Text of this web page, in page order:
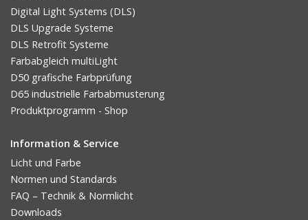
Digital Light Systems (DLS)
DLS Upgrade Systeme
DLS Retrofit Systeme
Farbabgleich multiLight
D50 grafische Farbprüfung
D65 industrielle Farbabmusterung
Produktprogramm - Shop
Information & Service
Licht und Farbe
Normen und Standards
FAQ – Technik & Normlicht
Downloads